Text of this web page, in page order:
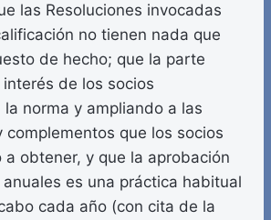
las Resoluciones invocadas
no tienen nada que
de hecho; que la parte
de los socios
norma y ampliando a las
complementos que los socios
obtener, y que la aprobación
es una práctica habitual
cada año (con cita de la